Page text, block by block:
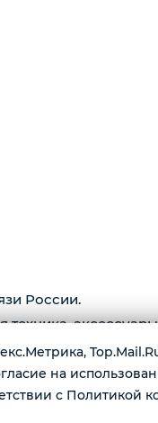
России.
на
с Политикой